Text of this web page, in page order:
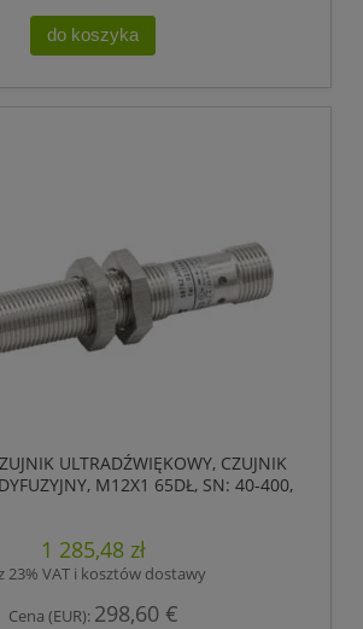
do koszyka
ULTRADŹWIĘKOWY, CZUJNIK
M12X1 65DŁ, SN: 40-400,
1 285,48 zł
23% VAT i kosztów dostawy
Cena (EUR): 298,60 €